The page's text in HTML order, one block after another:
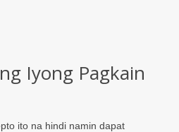
Iyong Pagkain
ito na hindi namin dapat